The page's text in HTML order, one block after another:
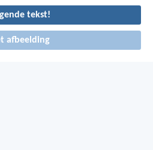
tekst!
afbeelding